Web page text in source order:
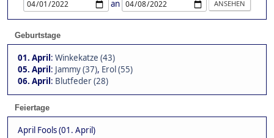
an
Geburtstage
01. April: Winkekatze (43)
05. April: Jammy (37), Erol (55)
06. April: Blutfeder (28)
Feiertage
April Fools (01. April)